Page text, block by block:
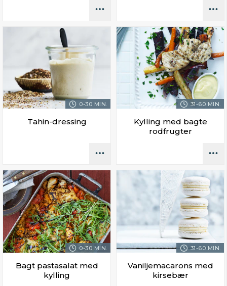
0-30 MIN.
Tahin-dressing
31-60 MIN.
Kylling med bagte
rodfrugter
0-30 MIN.
Bagt pastasalat med
kylling
31-60 MIN.
Vaniljemacarons med
kirsebær